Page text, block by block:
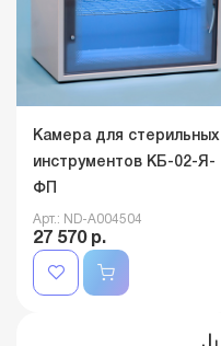
Камера для стерильных
инструментов КБ-02-Я-
ФП
Арт.: ND-A004504
27 570 р.